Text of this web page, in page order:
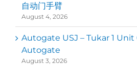
自动门手臂
August 4, 2026
Autogate USJ – Tukar 1 Unit
Autogate
August 3, 2026